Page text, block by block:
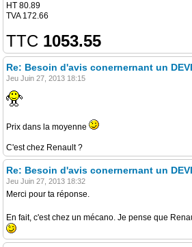
HT 80.89
TVA 172.66
TTC 1053.55
Re: Besoin d'avis conernernant un
Jeu Juin 27, 2013 18:15
Prix dans la moyenne
C'est chez Renault ?
Re: Besoin d'avis conernernant un
Jeu Juin 27, 2013 18:32
Merci pour ta réponse.
En fait, c'est chez un mécano. Je pense que